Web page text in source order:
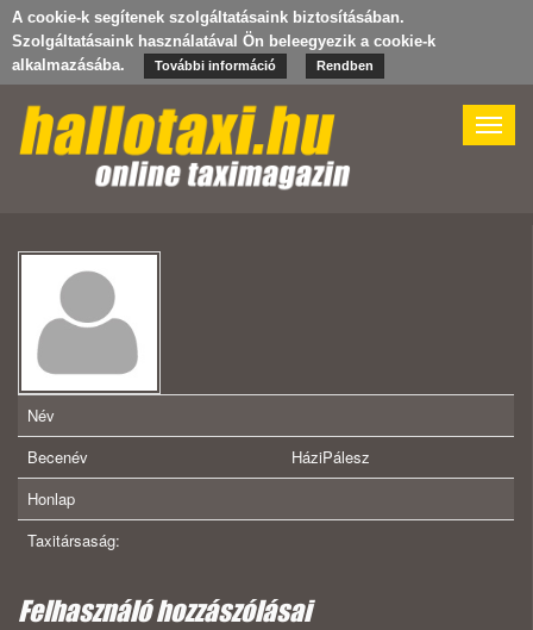
A cookie-k segítenek szolgáltatásaink biztosításában.
Szolgáltatásaink használatával Ön beleegyezik a cookie-k
alkalmazásába.
További információ Rendben
Toggle
Név
Becenév
HáziPálesz
Honlap
Taxitársaság:
Felhasználó hozzászólásai